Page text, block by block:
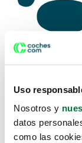
Uso
Nosotros y
datos
como las
Lo
hemos